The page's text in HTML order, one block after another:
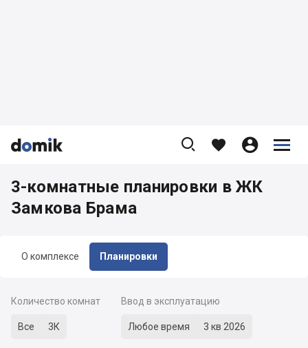


    


О комплексе Планировки
3-комнатные планировки в ЖК
Замкова Брама
Количество комнат
Все 3К
Ввод в эксплуатацию
Любое время 3 кв 2026